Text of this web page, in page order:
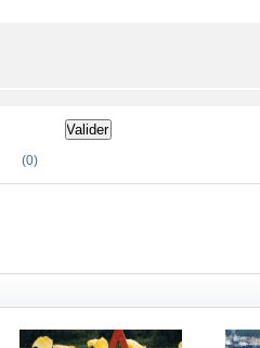
(0)